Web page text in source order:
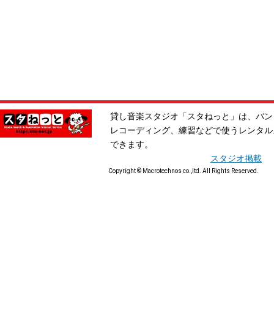
貸し音楽スタジオ「スタねっと」は、バ
レコーディング、練習などで使うレンタ
できます。
スタジオ掲載
Copyright © Macrotechnos co.,ltd. All Rights Reserved.